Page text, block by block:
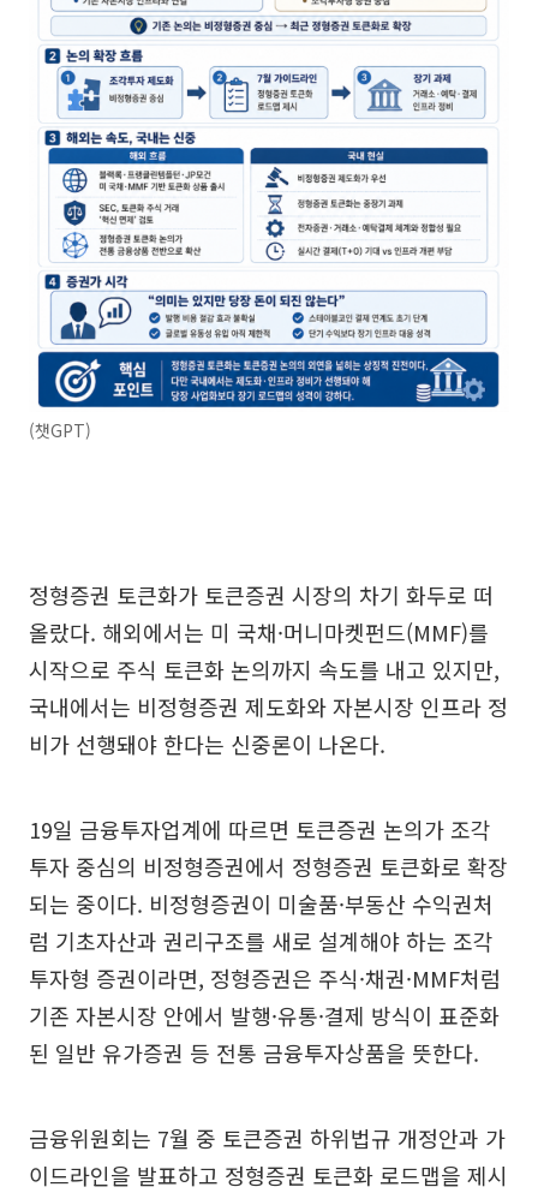
(챗GPT)
정형증권 토큰화가 토큰증권 시장의 차기 화두로 떠
올랐다. 해외에서는 미 국채·머니마켓펀드(MMF)를
시작으로 주식 토큰화 논의까지 속도를 내고 있지만,
국내에서는 비정형증권 제도화와 자본시장 인프라 정
비가 선행돼야 한다는 신중론이 나온다.
19일 금융투자업계에 따르면 토큰증권 논의가 조각
투자 중심의 비정형증권에서 정형증권 토큰화로 확장
되는 중이다. 비정형증권이 미술품·부동산 수익권처
럼 기초자산과 권리구조를 새로 설계해야 하는 조각
투자형 증권이라면, 정형증권은 주식·채권·MMF처럼
기존 자본시장 안에서 발행·유통·결제 방식이 표준화
된 일반 유가증권 등 전통 금융투자상품을 뜻한다.
금융위원회는 7월 중 토큰증권 하위법규 개정안과 가
이드라인을 발표하고 정형증권 토큰화 로드맵을 제시